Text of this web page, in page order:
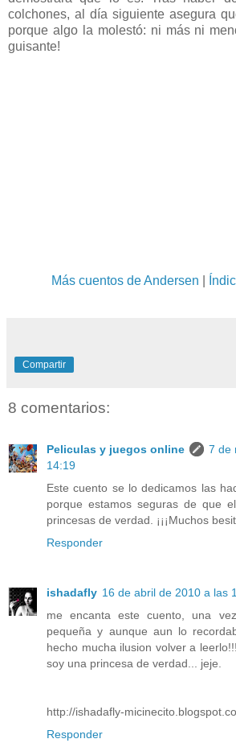
colchones, al día siguiente asegura
porque algo la molestó: ni más ni
guisante!
Más cuentos de Andersen
Compartir
8 comentarios:
Peliculas y juegos online
7 de
14:19
Este cuento se lo dedicamos las
porque estamos seguras de que
princesas de verdad. ¡¡¡Muchos
Responder
ishadafly 16 de abril de 2010 a las
me encanta este cuento, una
pequeña y aunque aun lo
hecho mucha ilusion volver a
soy una princesa de verdad... jeje.
http://ishadafly-
Responder